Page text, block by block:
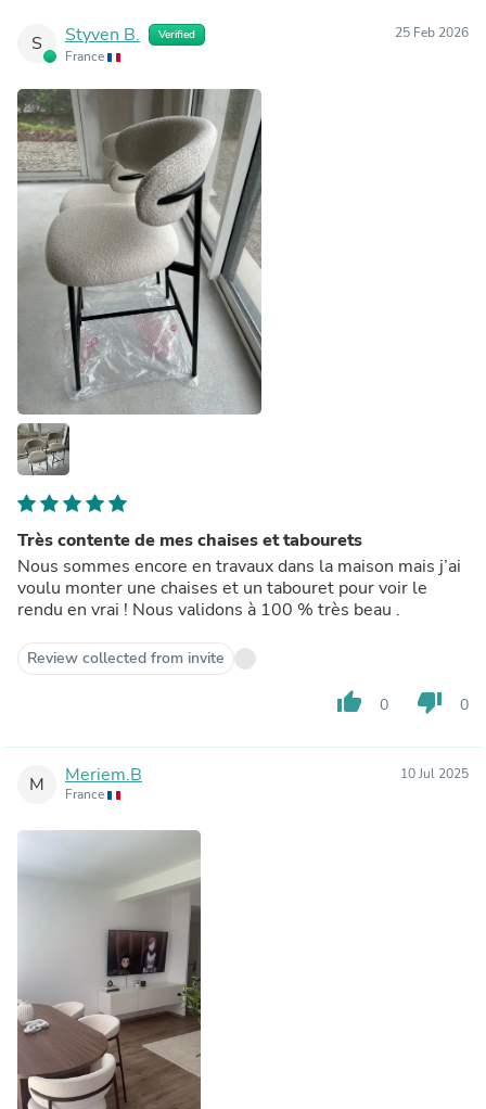
S Styven B. Verified
France
25 Feb 2026
Très contente de mes chaises et tabourets
Nous sommes encore en travaux dans la maison mais j’ai
voulu monter une chaises et un tabouret pour voir le
rendu en vrai ! Nous validons à 100 % très beau .
Review collected from invite
thumb_up 0 thumb_down 0
M Meriem.B
France
10 Jul 2025